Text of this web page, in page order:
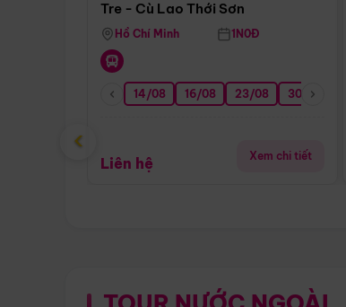
Tre - Cù Lao Thới Sơn
Hồ Chí Minh 1N0Đ
14/08 16/08 23/08 30/08
Liên hệ Xem chi tiết
‹